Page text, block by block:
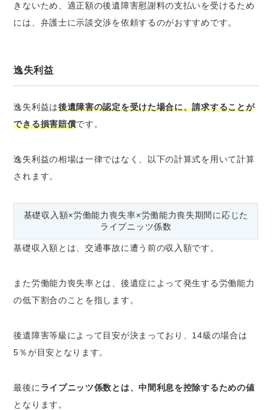
きないため、適正額の後遺障害慰謝料の支払いを受けるため
には、弁護士に示談交渉を依頼するのがおすすめです。
逸失利益
逸失利益は後遺障害の認定を受けた場合に、請求することが
できる損害賠償です。
逸失利益の相場は一律ではなく、以下の計算式を用いて計算
されます。
基礎収入額×労働能力喪失率×労働能力喪失期間に応じた
ライプニッツ係数
基礎収入額とは、交通事故に遭う前の収入額です。
また労働能力喪失率とは、後遺症によって発生する労働能力
の低下割合のことを指します。
後遺障害等級によって目安が決まっており、14級の場合は
5％が目安となります。
最後に ライプニッツ係数とは、中間利息を控除するための値
となります。